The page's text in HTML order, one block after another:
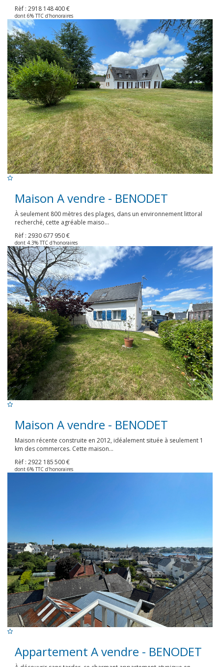
Rèf : 2918 148 400 €
dont 6% TTC d'honoraires
Maison A vendre - BENODET
À seulement 800 mètres des plages, dans un environnement littoral
recherché, cette agréable maiso...
Rèf : 2930 677 950 €
dont 4.3% TTC d'honoraires
Maison A vendre - BENODET
Maison récente construite en 2012, idéalement située à seulement 1
km des commerces. Cette maison...
Rèf : 2922 185 500 €
dont 6% TTC d'honoraires
Appartement A vendre - BENODET